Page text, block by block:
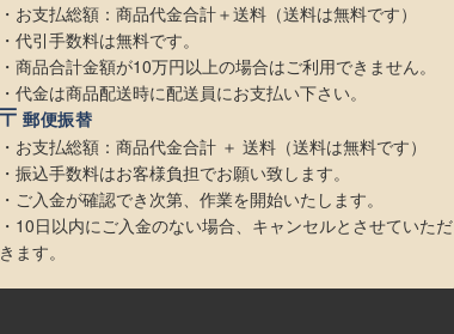
・お支払総額：商品代金合計＋送料（送料は無料です）
・代引手数料は無料です。
・商品合計金額が10万円以上の場合はご利用できません。
・代金は商品配送時に配送員にお支払い下さい。
郵便振替
・お支払総額：商品代金合計 ＋ 送料（送料は無料です）
・振込手数料はお客様負担でお願い致します。
・ご入金が確認でき次第、作業を開始いたします。
・10日以内にご入金のない場合、キャンセルとさせていただ
きます。